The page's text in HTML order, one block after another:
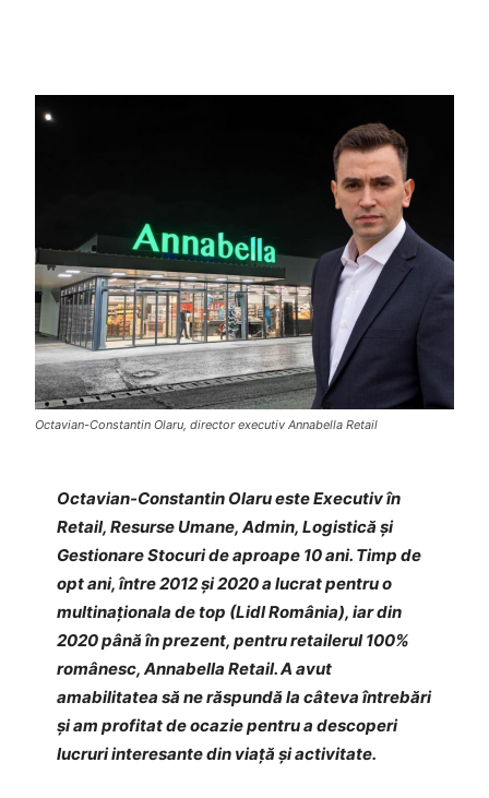
Octavian-Constantin Olaru, director executiv Annabella Retail
Octavian-Constantin Olaru este Executiv în
Retail, Resurse Umane, Admin, Logistică și
Gestionare Stocuri de aproape 10 ani. Timp de
opt ani, între 2012 și 2020 a lucrat pentru o
multinaționala de top (Lidl România), iar din
2020 până în prezent, pentru retailerul 100%
românesc, Annabella Retail. A avut
amabilitatea să ne răspundă la câteva întrebări
și am profitat de ocazie pentru a descoperi
lucruri interesante din viață și activitate.